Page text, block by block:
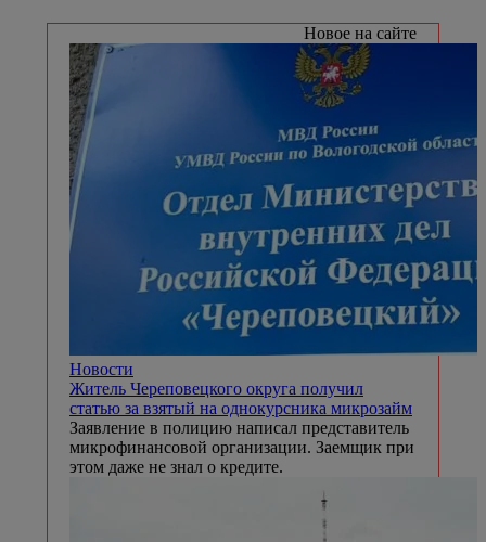
Новое на сайте
Новости
Житель Череповецкого округа получил
статью за взятый на однокурсника микрозайм
Заявление в полицию написал представитель
микрофинансовой организации. Заемщик при
этом даже не знал о кредите.